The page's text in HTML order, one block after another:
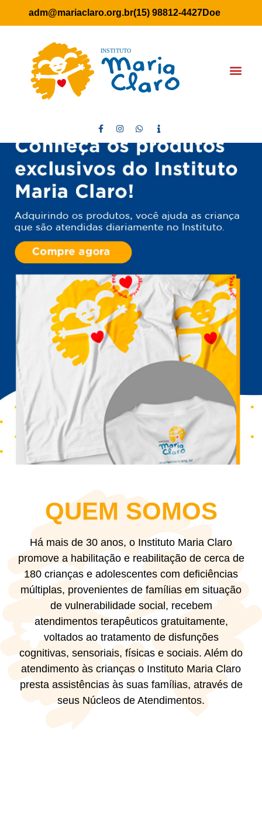
adm@mariaclaro.org.br(15) 98812-4427Doe
QUEM SOMOS
Há mais de 30 anos, o Instituto Maria Claro
promove a habilitação e reabilitação de cerca de
180 crianças e adolescentes com deficiências
múltiplas, provenientes de famílias em situação
de vulnerabilidade social, recebem
atendimentos terapêuticos gratuitamente,
voltados ao tratamento de disfunções
cognitivas, sensoriais, físicas e sociais. Além do
atendimento às crianças o Instituto Maria Claro
presta assistências às suas famílias, através de
seus Núcleos de Atendimentos.